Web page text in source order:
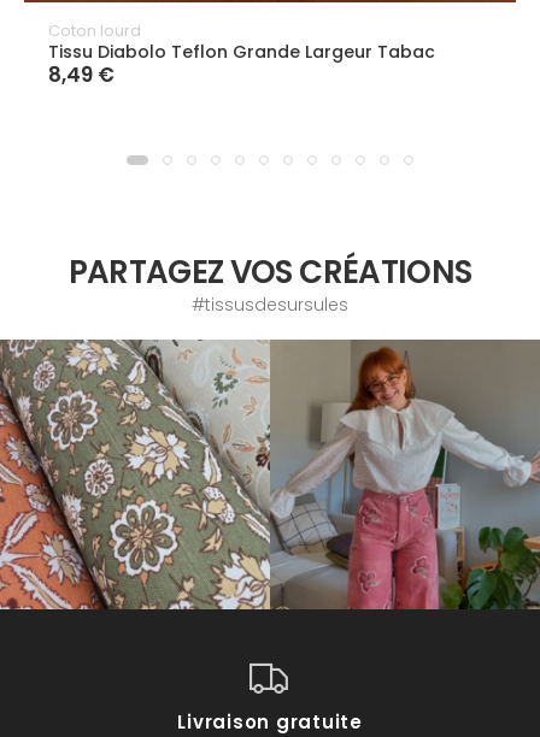
Coton lourd
Tissu Diabolo Teflon Grande Largeur Tabac
8,49 €
PARTAGEZ VOS CRÉATIONS
#tissusdesursules
Livraison gratuite